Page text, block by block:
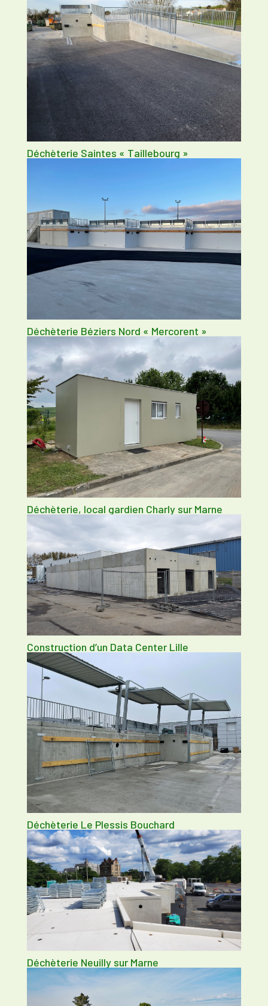
Déchèterie Saintes « Taillebourg »
Déchèterie Béziers Nord « Mercorent »
Déchèterie, local gardien Charly sur Marne
Construction d’un Data Center Lille
Déchèterie Le Plessis Bouchard
Déchèterie Neuilly sur Marne